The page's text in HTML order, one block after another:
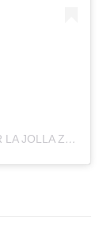
UMA PUBLICAÇÃO COMPARTILHADA POR LA JOLLA ZIP ZOOM LINE (@LAJOLLAZIPZOOMZIPLINE)